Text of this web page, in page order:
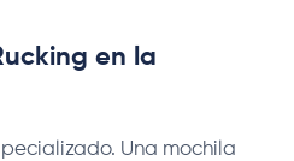
en la
Una mochila